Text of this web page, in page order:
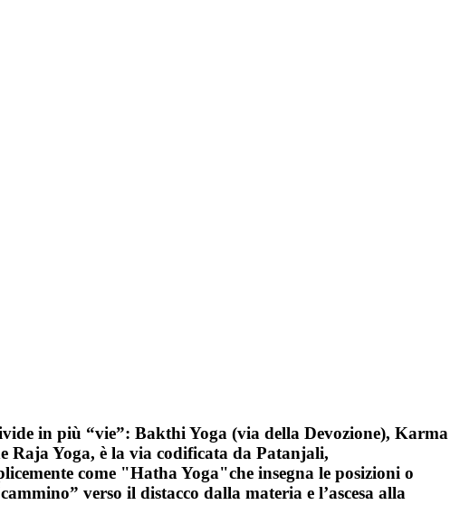
in più “vie”: Bakthi Yoga (via della Devozione), Karma
Raja Yoga, è la via codificata da Patanjali,
come "Hatha Yoga"che insegna le posizioni o
verso il distacco dalla materia e l’ascesa alla